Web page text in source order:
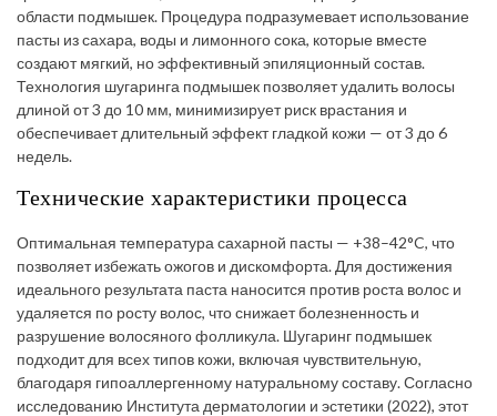
области подмышек. Процедура подразумевает использование
пасты из сахара, воды и лимонного сока, которые вместе
создают мягкий, но эффективный эпиляционный состав.
Технология шугаринга подмышек позволяет удалить волосы
длиной от 3 до 10 мм, минимизирует риск врастания и
обеспечивает длительный эффект гладкой кожи — от 3 до 6
недель.
Технические характеристики процесса
Оптимальная температура сахарной пасты — +38–42°C, что
позволяет избежать ожогов и дискомфорта. Для достижения
идеального результата паста наносится против роста волос и
удаляется по росту волос, что снижает болезненность и
разрушение волосяного фолликула. Шугаринг подмышек
подходит для всех типов кожи, включая чувствительную,
благодаря гипоаллергенному натуральному составу. Согласно
исследованию Института дерматологии и эстетики (2022), этот